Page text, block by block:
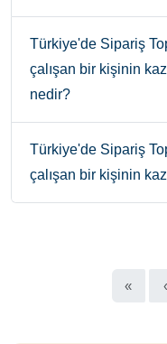
Türkiye'de Sipariş
çalışan bir kişinin
nedir?
Türkiye'de Sipariş
çalışan bir kişinin
« ‹